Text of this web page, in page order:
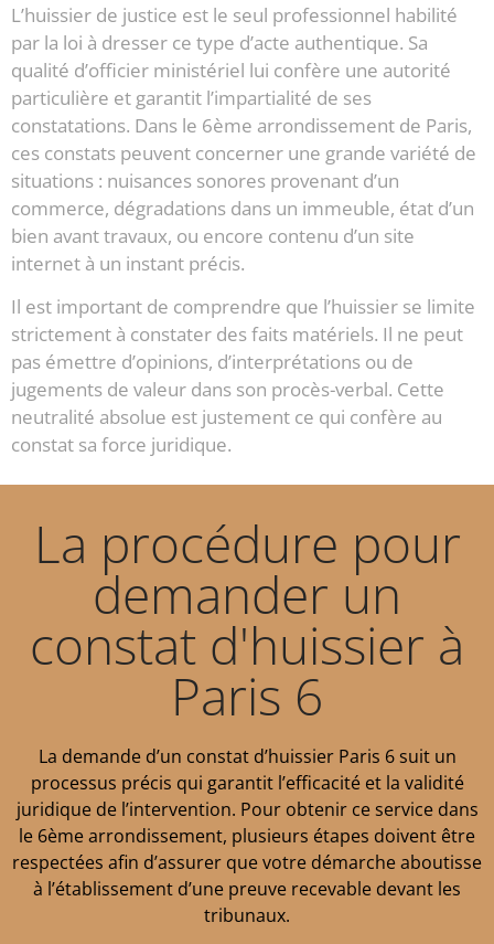
L’huissier de justice est le seul professionnel habilité
par la loi à dresser ce type d’acte authentique. Sa
qualité d’officier ministériel lui confère une autorité
particulière et garantit l’impartialité de ses
constatations. Dans le 6ème arrondissement de Paris,
ces constats peuvent concerner une grande variété de
situations : nuisances sonores provenant d’un
commerce, dégradations dans un immeuble, état d’un
bien avant travaux, ou encore contenu d’un site
internet à un instant précis.
Il est important de comprendre que l’huissier se limite
strictement à constater des faits matériels. Il ne peut
pas émettre d’opinions, d’interprétations ou de
jugements de valeur dans son procès-verbal. Cette
neutralité absolue est justement ce qui confère au
constat sa force juridique.
La procédure pour
demander un
constat d'huissier à
Paris 6
La demande d’un constat d’huissier Paris 6 suit un
processus précis qui garantit l’efficacité et la validité
juridique de l’intervention. Pour obtenir ce service dans
le 6ème arrondissement, plusieurs étapes doivent être
respectées afin d’assurer que votre démarche aboutisse
à l’établissement d’une preuve recevable devant les
tribunaux.